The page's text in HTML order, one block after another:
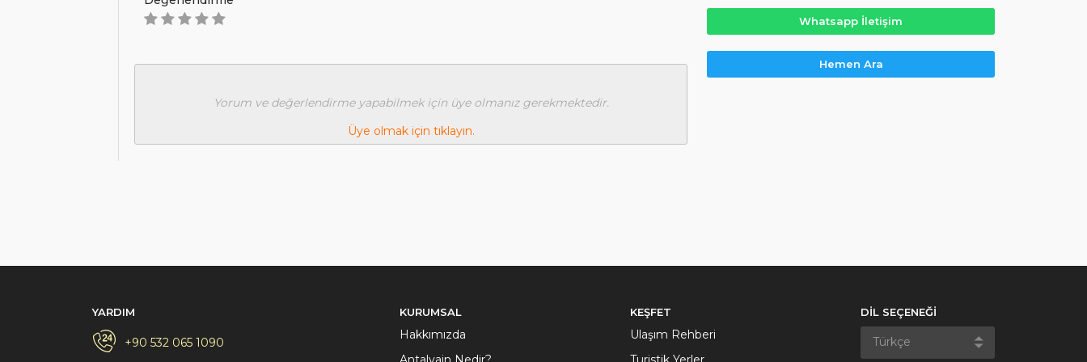
Yorum ve değerlendirme yapabilmek için üye olmanız gerekmektedir.
Üye olmak için tıklayın.
Whatsapp İletişim
Hemen Ara
YARDIM
+90 532 065 1090
KURUMSAL
Hakkımızda
KEŞFET
Ulaşım Rehberi
DİL SEÇENEĞİ